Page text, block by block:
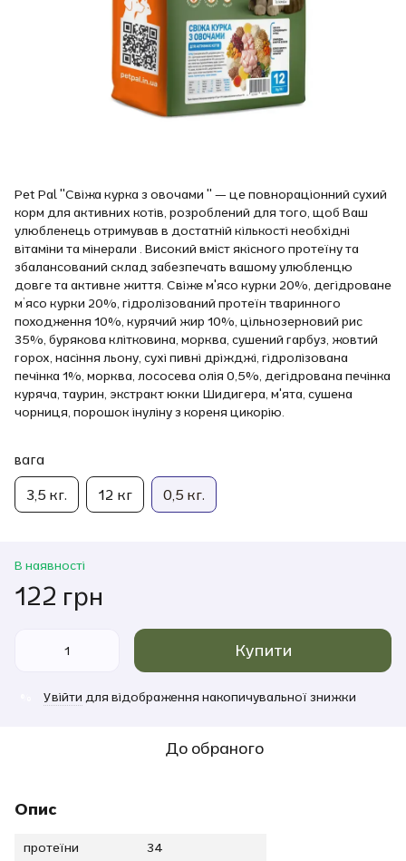
Pet Pal "Свіжа курка з овочами " — це повнораціонний сухий
корм для активних котів, розроблений для того, щоб Ваш
улюбленець отримував в достатній кількості необхідні
вітаміни та мінерали . Високий вміст якісного протеїну та
збалансований склад забезпечать вашому улюбленцю
довге та активне життя. Свіже м'ясо курки 20%, дегідроване
м’ясо курки 20%, гідролізований протеїн тваринного
походження 10%, курячий жир 10%, цільнозерновий рис
35%, бурякова клітковина, морква, сушений гарбуз, жовтий
горох, насіння льону, сухі пивні дріжджі, гідролізована
печінка 1%, морква, лососева олія 0,5%, дегідрована печінка
куряча, таурин, экстракт юкки Шидигера, м'ята, сушена
чорниця, порошок інуліну з кореня цикорію.
вага
3,5 кг. 12 кг 0,5 кг.
В наявності
122 грн
Купити
Увійти для відображення накопичувальної знижки
До обраного
Опис
протеїни
34